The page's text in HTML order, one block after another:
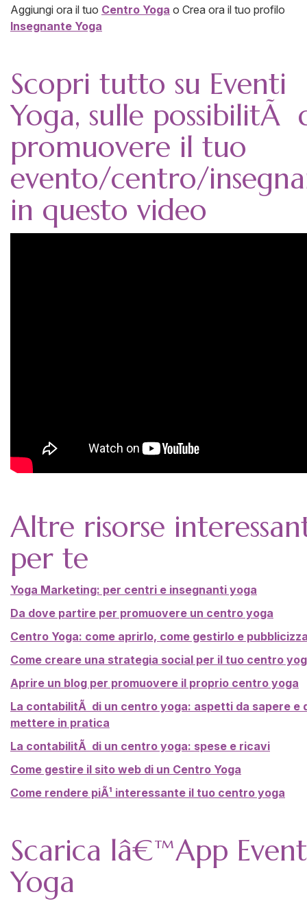
Aggiungi ora il tuo Centro Yoga o Crea ora il tuo profilo
Insegnante Yoga
Scopri tutto su Eventi
Yoga, sulle possibilitÃ
promuovere il tuo
evento/centro/
in questo video
Altre risorse
per te
Yoga Marketing: per centri e insegnanti yoga
Da dove partire per promuovere un centro yoga
Centro Yoga: come aprirlo, come gestirlo e
Come creare una strategia social per il tuo centro
Aprire un blog per promuovere il proprio centro yoga
La contabilitÃ di un centro yoga: aspetti da sapere e
mettere in pratica
La contabilitÃ di un centro yoga: spese e ricavi
Come gestire il sito web di un Centro Yoga
Come rendere piÃ¹ interessante il tuo centro yoga
Scarica lâ€™App
Yoga